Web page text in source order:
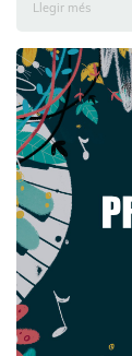
Llegir més